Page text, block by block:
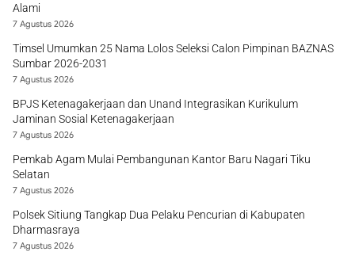
Alami
7 Agustus 2026
Timsel Umumkan 25 Nama Lolos Seleksi Calon Pimpinan BAZNAS
Sumbar 2026-2031
7 Agustus 2026
BPJS Ketenagakerjaan dan Unand Integrasikan Kurikulum
Jaminan Sosial Ketenagakerjaan
7 Agustus 2026
Pemkab Agam Mulai Pembangunan Kantor Baru Nagari Tiku
Selatan
7 Agustus 2026
Polsek Sitiung Tangkap Dua Pelaku Pencurian di Kabupaten
Dharmasraya
7 Agustus 2026